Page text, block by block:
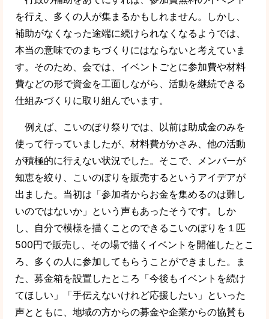
を行え、多くの人が集まるかもしれません。しかし、
補助がなくなった途端に続けられなくなるようでは、
本当の意味でのまちづくりにはならないと考えていま
す。そのため、会では、イベントごとに参加費や材料
費などの形で資金を工面しながら、活動を継続できる
仕組みづくりに取り組んでいます。
例えば、こいのぼり祭りでは、以前は助成金のみを
使って行っていましたが、材料費がかさみ、他の活動
が積極的に行えない状況でした。そこで、メンバーが
知恵を絞り、こいのぼりを販売するというアイデアが
出ました。当初は「参加者からお金を集めるのは難し
いのではないか」という声もあったそうです。しか
し、自分で模様を描くことのできるこいのぼりを１匹
500円で販売し、その場で描くイベントを開催したとこ
ろ、多くの人に参加してもらうことができました。ま
た、募金箱を設置したところ「今後もイベントを続け
てほしい」「手伝えないけれど応援したい」といった
声とともに、地域の方からの募金や企業からの協賛も